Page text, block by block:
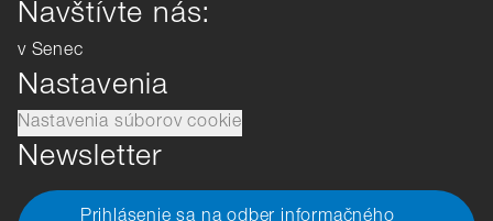
Navštívte nás:
v Senec
Nastavenia
Nastavenia súborov cookie
Newsletter